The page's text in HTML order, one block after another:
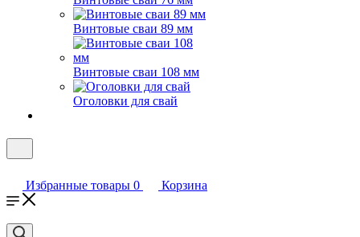
Винтовые сваи 89 мм
Винтовые сваи 108 мм
Оголовки для свай
Избранные товары 0 Корзина